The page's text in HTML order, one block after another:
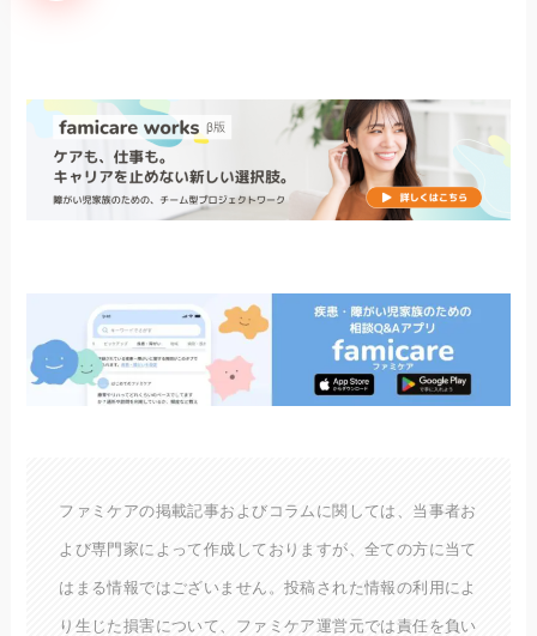
ファミケアの掲載記事およびコラムに関しては、当事者お
よび専門家によって作成しておりますが、全ての方に当て
はまる情報ではございません。投稿された情報の利用によ
り生じた損害について、ファミケア運営元では責任を負い